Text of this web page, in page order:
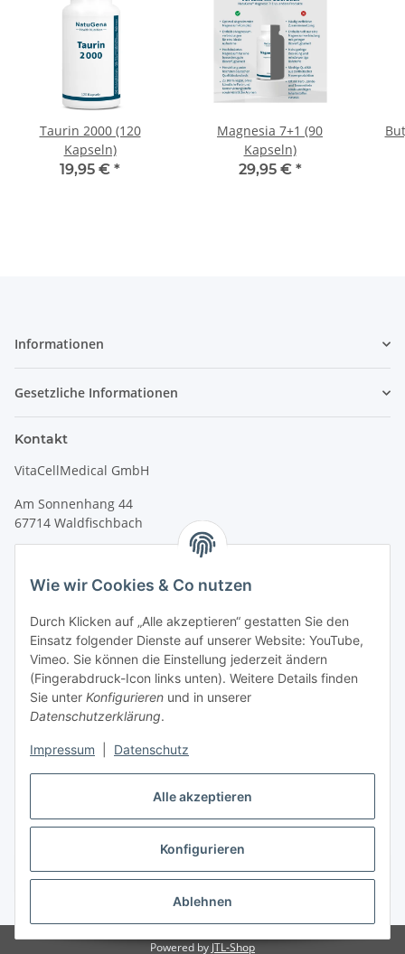
Alle akzeptieren
Konfigurieren
Ablehnen
Wie wir Cookies & Co nutzen
Durch Klicken auf „Alle akzeptieren“ gestatten Sie den
Einsatz folgender Dienste auf unserer Website: YouTube,
Vimeo. Sie können die Einstellung jederzeit ändern
(Fingerabdruck-Icon links unten). Weitere Details finden
Sie unter Konfigurieren und in unserer
Datenschutzerklärung.
Impressum Datenschutz
Taurin 2000 (120
Kapseln)
19,95 € *
Magnesia 7+1 (90
Kapseln)
29,95 € *
Informationen
Gesetzliche Informationen
Kontakt
VitaCellMedical GmbH
Am Sonnenhang 44
67714 Waldfischbach
Fax+49 6333 99090 33
info@vitacellmedical.com
Erreichbarkeit
Mo – Fr 08:00 Uhr – 17:00 Uhr
Außerhalb dieser Zeit unter
info@vitacellmedical.com
Sie möchten, dass wir Sie besuchen?
Ihre Terminvorschläge >>>
Vertrag widerrufen
Vertrag widerrufen
* Alle Preise inkl. gesetzlicher USt., zzgl.Versand
Powered by JTL-Shop